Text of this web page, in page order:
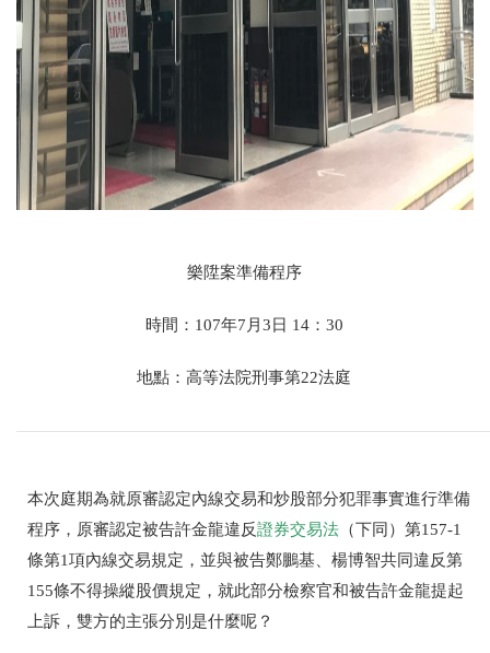
樂陞案準備程序
時間：107年7月3日 14：30
地點：高等法院刑事第22法庭
本次庭期為就原審認定內線交易和炒股部分犯罪事實進行準備
程序，原審認定被告許金龍違反證券交易法 （下同）第157-1
條第1項內線交易規定，並與被告鄭鵬基、楊博智共同違反第
155條不得操縱股價規定，就此部分檢察官和被告許金龍提起
上訴，雙方的主張分別是什麼呢？